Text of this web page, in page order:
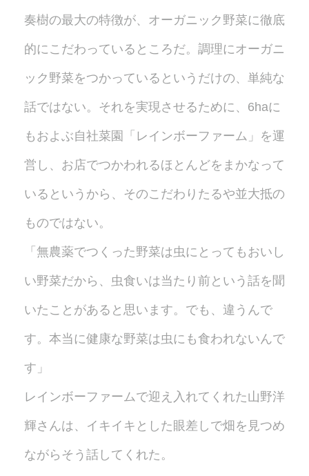
奏樹の最大の特徴が、オーガニック野菜に徹底
的にこだわっているところだ。調理にオーガニ
ック野菜をつかっているというだけの、単純な
話ではない。それを実現させるために、6haに
もおよぶ自社菜園「レインボーファーム」を運
営し、お店でつかわれるほとんどをまかなって
いるというから、そのこだわりたるや並大抵の
ものではない。
「無農薬でつくった野菜は虫にとってもおいし
い野菜だから、虫食いは当たり前という話を聞
いたことがあると思います。でも、違うんで
す。本当に健康な野菜は虫にも食われないんで
す」
レインボーファームで迎え入れてくれた山野洋
輝さんは、イキイキとした眼差しで畑を見つめ
ながらそう話してくれた。